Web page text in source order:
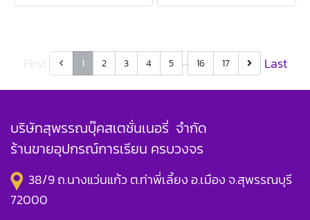
1 2 3 4 5 … 16 17 Last
บริษัทสุพรรณบุ๊คสเตชั่นเนอรี่ จำกัด
ร้านขายอุปกรณ์การเรียน ครบวงจร
38/9 ถ.นางแว่นแก้ว ต.ท่าพี่เลี้ยง อ.เมือง จ.สุพรรณบุรี
72000